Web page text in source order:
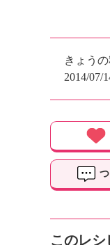
きょう
2014/07/
このレシ